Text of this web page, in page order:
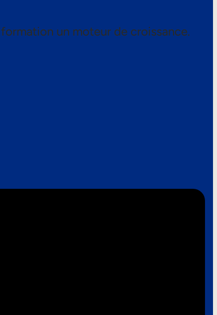
un moteur de croissance.